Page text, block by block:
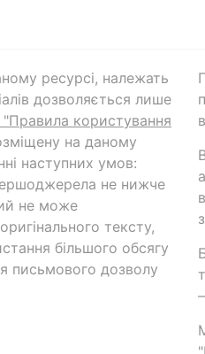
ресурсі, належать
дозволяється лише
"Правила користування
на даному
наступних умов:
не нижче
не може
тексту,
більшого обсягу
письмового дозволу